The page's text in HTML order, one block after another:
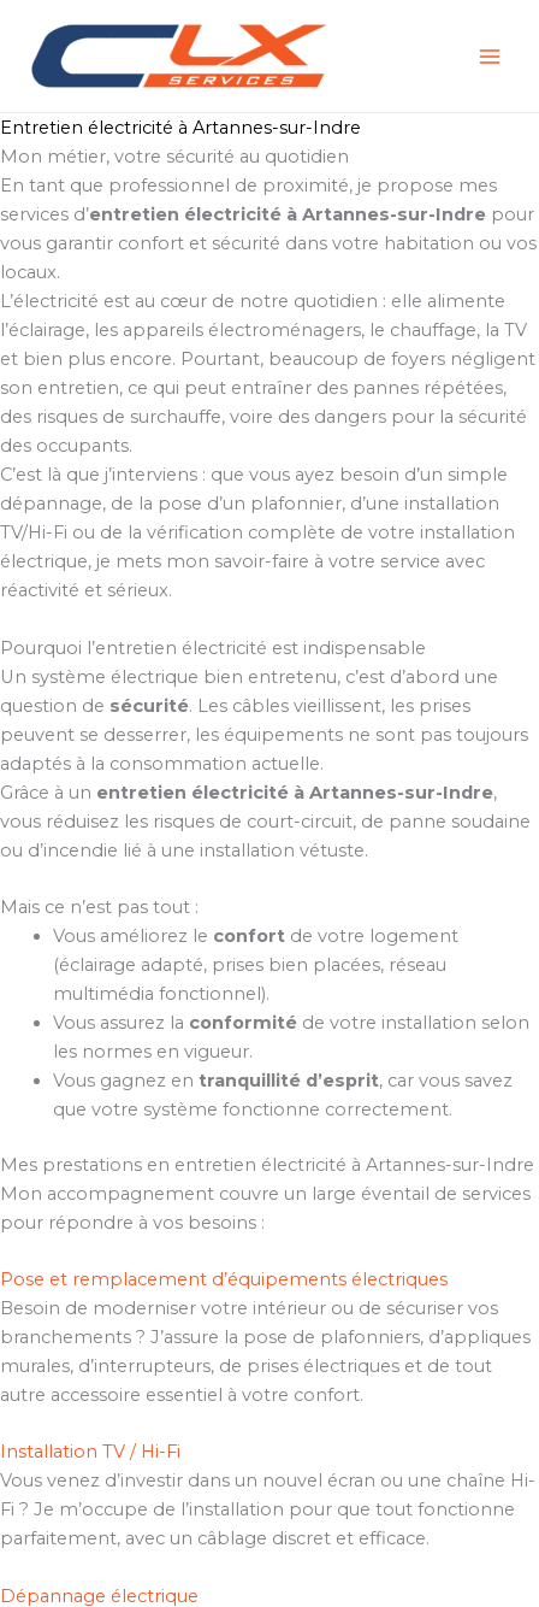
contenu
Entretien électricité à Artannes-sur-Indre
Mon métier, votre sécurité au quotidien
En tant que professionnel de proximité, je propose mes
services d’entretien électricité à Artannes-sur-Indre pour
vous garantir confort et sécurité dans votre habitation ou vos
locaux.
L’électricité est au cœur de notre quotidien : elle alimente
l’éclairage, les appareils électroménagers, le chauffage, la TV
et bien plus encore. Pourtant, beaucoup de foyers négligent
son entretien, ce qui peut entraîner des pannes répétées,
des risques de surchauffe, voire des dangers pour la sécurité
des occupants.
C’est là que j’interviens : que vous ayez besoin d’un simple
dépannage, de la pose d’un plafonnier, d’une installation
TV/Hi-Fi ou de la vérification complète de votre installation
électrique, je mets mon savoir-faire à votre service avec
réactivité et sérieux.
Pourquoi l’entretien électricité est indispensable
Un système électrique bien entretenu, c’est d’abord une
question de sécurité. Les câbles vieillissent, les prises
peuvent se desserrer, les équipements ne sont pas toujours
adaptés à la consommation actuelle.
Grâce à un entretien électricité à Artannes-sur-Indre,
vous réduisez les risques de court-circuit, de panne soudaine
ou d’incendie lié à une installation vétuste.
Mais ce n’est pas tout :
Vous améliorez le confortde votre logement
(éclairage adapté, prises bien placées, réseau
multimédia fonctionnel).
Vous assurez la conformitéde votre installation selon
les normes en vigueur.
Vous gagnez en tranquillité d’esprit, car vous savez
que votre système fonctionne correctement.
Mes prestations en entretien électricité à Artannes-sur-Indre
Mon accompagnement couvre un large éventail de services
pour répondre à vos besoins :
Pose et remplacement d’équipements électriques
Besoin de moderniser votre intérieur ou de sécuriser vos
branchements ? J’assure la pose de plafonniers, d’appliques
murales, d’interrupteurs, de prises électriques et de tout
autre accessoire essentiel à votre confort.
Installation TV / Hi-Fi
Vous venez d’investir dans un nouvel écran ou une chaîne Hi-
Fi ? Je m’occupe de l’installation pour que tout fonctionne
parfaitement, avec un câblage discret et efficace.
Dépannage électrique